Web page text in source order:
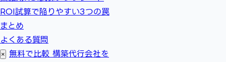
ROI試算で陥りやすい3つの罠
まとめ
よくある質問
× 無料で比較 構築代行会社を